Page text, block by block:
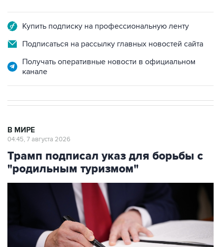
Купить подписку на профессиональную ленту
Подписаться на рассылку главных новостей сайта
Получать оперативные новости в официальном
канале
В МИРЕ
04:45, 7 августа 2026
Трамп подписал указ для борьбы с
"родильным туризмом"